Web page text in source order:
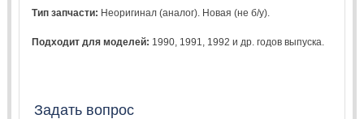
Тип запчасти: Неоригинал (аналог). Новая (не б/у).
Подходит для моделей: 1990 1991 1992 и др. годов выпуска.
Задать вопрос